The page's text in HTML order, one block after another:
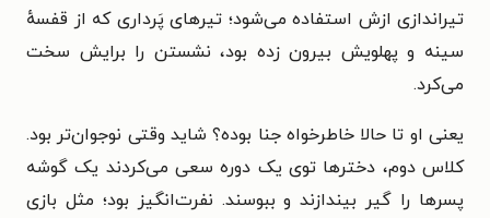
تیراندازی ازش استفاده می‌شود؛ تیرهای پَرداری که از قفسهٔ
سینه و پهلویش بیرون زده بود، نشستن را برایش سخت
می‌کرد.
یعنی او تا حالا خاطرخواه جنا بوده؟ شاید وقتی نوجوان‌تر بود.
کلاس دوم، دخترها توی یک دوره سعی می‌کردند یک گوشه
پسرها را گیر بیندازند و ببوسند. نفرت‌انگیز بود؛ مثل بازی